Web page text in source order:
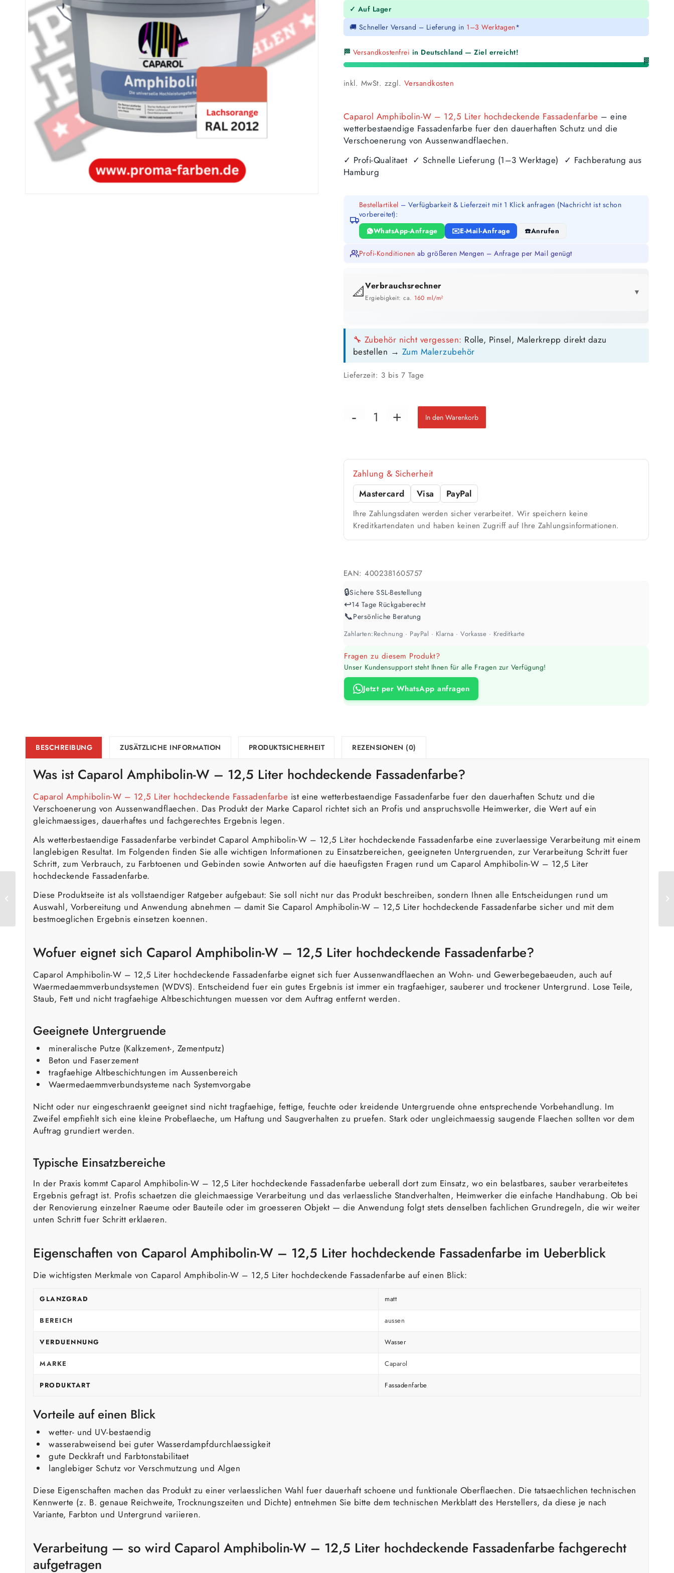
✓ Auf Lager
🚚 Schneller Versand – Lieferung in 1–3 Werktagen*
🏁 Versandkostenfrei in Deutschland — Ziel erreicht!
🏁
inkl. MwSt. zzgl. Versandkosten
Caparol Amphibolin-W – 12,5 Liter hochdeckende Fassadenfarbe – eine
wetterbestaendige Fassadenfarbe fuer den dauerhaften Schutz und die
Verschoenerung von Aussenwandflaechen.
✓ Profi-Qualitaet ✓ Schnelle Lieferung (1–3 Werktage) ✓ Fachberatung aus
Hamburg
Bestellartikel – Verfügbarkeit & Lieferzeit mit 1 Klick anfragen (Nachricht ist schon
vorbereitet):
WhatsApp-Anfrage E-Mail-Anfrage Anrufen
Profi-Konditionen ab größeren Mengen – Anfrage per Mail genügt
📐Verbrauchsrechner
Ergiebigkeit: ca. 160 ml/m²
▼
12,5 Liter
📏 Ihre Fläche
Farbig / dunkel
2 Anstriche empfohlen
Werte sind Richtwerte und können je nach Untergrund und Werkzeug abweichen. Für 10 % Reserve wird automatisch
aufgerundet.
🔧 Zubehör nicht vergessen: Rolle, Pinsel, Malerkrepp direkt dazu
bestellen → Zum Malerzubehör
Lieferzeit: 3 bis 7 Tage
In den Warenkorb
Zahlung & Sicherheit
Mastercard
Visa PayPal
Ihre Zahlungsdaten werden sicher verarbeitet. Wir speichern keine
Kreditkartendaten und haben keinen Zugriff auf Ihre Zahlungsinformationen.
EAN:4002381605757
🔒Sichere SSL-Bestellung
↩️14 Tage Rückgaberecht
📞Persönliche Beratung
Zahlarten:Rechnung · PayPal · Klarna · Vorkasse · Kreditkarte
Fragen zu diesem Produkt?
Unser Kundensupport steht Ihnen für alle Fragen zur Verfügung!
Jetzt per WhatsApp anfragen
BESCHREIBUNG ZUSÄTZLICHE INFORMATION PRODUKTSICHERHEIT REZENSIONEN (0)
Was ist Caparol Amphibolin-W – 12,5 Liter hochdeckende Fassadenfarbe?
Caparol Amphibolin-W – 12,5 Liter hochdeckende Fassadenfarbe ist eine wetterbestaendige Fassadenfarbe fuer den dauerhaften Schutz und die
Verschoenerung von Aussenwandflaechen. Das Produkt der Marke Caparol richtet sich an Profis und anspruchsvolle Heimwerker, die Wert auf ein
gleichmaessiges, dauerhaftes und fachgerechtes Ergebnis legen.
Als wetterbestaendige Fassadenfarbe verbindet Caparol Amphibolin-W – 12,5 Liter hochdeckende Fassadenfarbe eine zuverlaessige Verarbeitung mit einem
langlebigen Resultat. Im Folgenden finden Sie alle wichtigen Informationen zu Einsatzbereichen, geeigneten Untergruenden, zur Verarbeitung Schritt fuer
Schritt, zum Verbrauch, zu Farbtoenen und Gebinden sowie Antworten auf die haeufigsten Fragen rund um Caparol Amphibolin-W – 12,5 Liter
hochdeckende Fassadenfarbe.
Diese Produktseite ist als vollstaendiger Ratgeber aufgebaut: Sie soll nicht nur das Produkt beschreiben, sondern Ihnen alle Entscheidungen rund um
Auswahl, Vorbereitung und Anwendung abnehmen — damit Sie Caparol Amphibolin-W – 12,5 Liter hochdeckende Fassadenfarbe sicher und mit dem
bestmoeglichen Ergebnis einsetzen koennen.
Wofuer eignet sich Caparol Amphibolin-W – 12,5 Liter hochdeckende Fassadenfarbe?
Caparol Amphibolin-W – 12,5 Liter hochdeckende Fassadenfarbe eignet sich fuer Aussenwandflaechen an Wohn- und Gewerbegebaeuden, auch auf
Waermedaemmverbundsystemen (WDVS). Entscheidend fuer ein gutes Ergebnis ist immer ein tragfaehiger, sauberer und trockener Untergrund. Lose Teile,
Staub, Fett und nicht tragfaehige Altbeschichtungen muessen vor dem Auftrag entfernt werden.
Geeignete Untergruende
mineralische Putze (Kalkzement-, Zementputz)
Beton und Faserzement
tragfaehige Altbeschichtungen im Aussenbereich
Waermedaemmverbundsysteme nach Systemvorgabe
Nicht oder nur eingeschraenkt geeignet sind nicht tragfaehige, fettige, feuchte oder kreidende Untergruende ohne entsprechende Vorbehandlung. Im
Zweifel empfiehlt sich eine kleine Probeflaeche, um Haftung und Saugverhalten zu pruefen. Stark oder ungleichmaessig saugende Flaechen sollten vor dem
Auftrag grundiert werden.
Typische Einsatzbereiche
In der Praxis kommt Caparol Amphibolin-W – 12,5 Liter hochdeckende Fassadenfarbe ueberall dort zum Einsatz, wo ein belastbares, sauber verarbeitetes
Ergebnis gefragt ist. Profis schaetzen die gleichmaessige Verarbeitung und das verlaessliche Standverhalten, Heimwerker die einfache Handhabung. Ob bei
der Renovierung einzelner Raeume oder Bauteile oder im groesseren Objekt — die Anwendung folgt stets denselben fachlichen Grundregeln, die wir weiter
unten Schritt fuer Schritt erklaeren.
Eigenschaften von Caparol Amphibolin-W – 12,5 Liter hochdeckende Fassadenfarbe im Ueberblick
Die wichtigsten Merkmale von Caparol Amphibolin-W – 12,5 Liter hochdeckende Fassadenfarbe auf einen Blick:
GLANZGRAD matt
BEREICH aussen
VERDUENNUNG Wasser
MARKE Caparol
PRODUKTART Fassadenfarbe
Vorteile auf einen Blick
wetter- und UV-bestaendig
wasserabweisend bei guter Wasserdampfdurchlaessigkeit
gute Deckkraft und Farbtonstabilitaet
langlebiger Schutz vor Verschmutzung und Algen
Diese Eigenschaften machen das Produkt zu einer verlaesslichen Wahl fuer dauerhaft schoene und funktionale Oberflaechen. Die tatsaechlichen technischen
Kennwerte (z. B. genaue Reichweite, Trocknungszeiten und Dichte) entnehmen Sie bitte dem technischen Merkblatt des Herstellers, da diese je nach
Variante, Farbton und Untergrund variieren.
Verarbeitung — so wird Caparol Amphibolin-W – 12,5 Liter hochdeckende Fassadenfarbe fachgerecht
aufgetragen
Innen- und
Fassadenfarbe